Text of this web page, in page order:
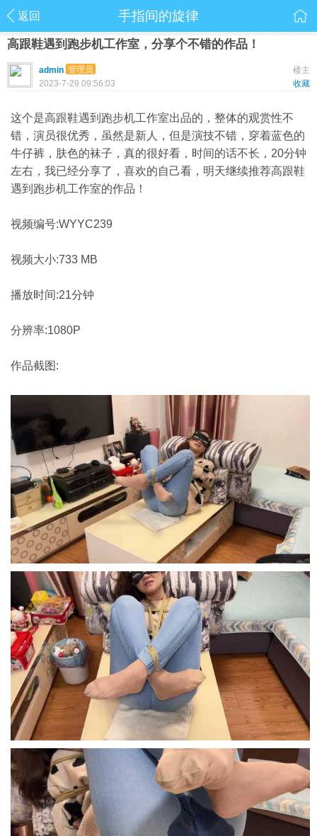
返回 手指间的旋律
高跟鞋遇到跑步机工作室，分享个不错的作品！
楼主
admin 管理员
收藏
2023-7-29 09:56:03
这个是高跟鞋遇到跑步机工作室出品的，整体的观赏性不
错，演员很优秀，虽然是新人，但是演技不错，穿着蓝色的
牛仔裤，肤色的袜子，真的很好看，时间的话不长，20分钟
左右，我已经分享了，喜欢的自己看，明天继续推荐高跟鞋
遇到跑步机工作室的作品！
视频编号:WYYC239
视频大小:733 MB
播放时间:21分钟
分辨率:1080P
作品截图: